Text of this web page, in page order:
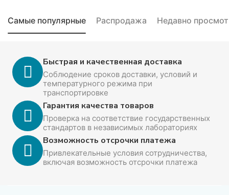
Самые популярные Распродажа Недавно
Быстрая и качественная доставка
Соблюдение сроков доставки, условий и
температурного режима при
транспортировке
Гарантия качества товаров
Проверка на соответствие государственных
стандартов в независимых лабораториях
Возможность отсрочки платежа
Привлекательные условия сотрудничества,
включая возможность отсрочки платежа